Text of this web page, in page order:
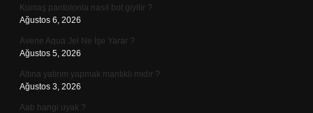
Kumaş pantolonla nasıl bot giyilir ?
Ağustos 6, 2026
Avene Aqua Jel Ne İşe Yarar ?
Ağustos 5, 2026
Altına yatırım yapmak mantıklı mıdır ?
Ağustos 3, 2026
Aab hangi uyak ?